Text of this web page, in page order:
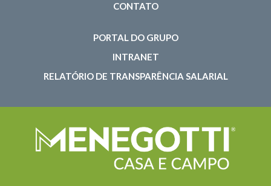
CONTATO
PORTAL DO GRUPO
INTRANET
RELATÓRIO DE TRANSPARÊNCIA SALARIAL